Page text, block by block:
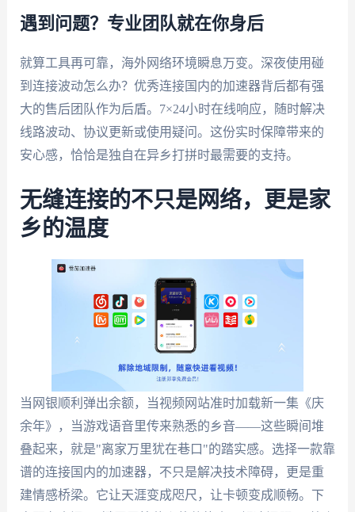
遇到问题？专业团队就在你身后
就算工具再可靠，海外网络环境瞬息万变。深夜使用碰
到连接波动怎么办？优秀连接国内的加速器背后都有强
大的售后团队作为后盾。7×24小时在线响应，随时解决
线路波动、协议更新或使用疑问。这份实时保障带来的
安心感，恰恰是独自在异乡打拼时最需要的支持。
无缝连接的不只是网络，更是家
乡的温度
当网银顺利弹出余额，当视频网站准时加载新一集《庆
余年》，当游戏语音里传来熟悉的乡音——这些瞬间堆
叠起来，就是"离家万里犹在巷口"的踏实感。选择一款靠
谱的连接国内的加速器，不只是解决技术障碍，更是重
建情感桥梁。它让天涯变成咫尺，让卡顿变成顺畅。下